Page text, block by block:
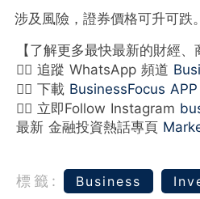
涉及風險，證券價格可升可跌。
【了解更多最快最新的財經、
👉🏻 追蹤 WhatsApp 頻道
👉🏻 下載 BusinessFocus APP
👉🏻 立即Follow Instagram
最新 金融投資熱話專頁
標籤: Business